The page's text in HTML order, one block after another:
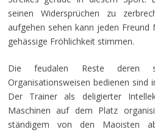
seinen Widersprüchen zu
aufgehen sehen kann jeden Freund
gehässige Fröhlichkeit stimmen.
Die feudalen Reste deren
Organisationsweisen bedienen sind
Der Trainer als deligierter
Maschinen auf dem Platz
ständigem von den Maoisten